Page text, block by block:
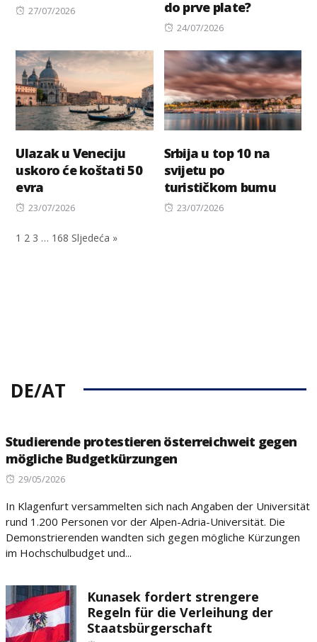
Posted
27/07/2026
do prve plate?
Posted
24/07/2026
Ulazak u Veneciju
uskoro će koštati 50
evra
Posted
23/07/2026
Srbija u top 10 na
svijetu po
turističkom bumu
Posted
23/07/2026
1 2 3 … 168 Sljedeća »
DE/AT
Studierende protestieren österreichweit gegen
mögliche Budgetkürzungen
Posted
29/05/2026
In Klagenfurt versammelten sich nach Angaben der Universität
rund 1.200 Personen vor der Alpen-Adria-Universität. Die
Demonstrierenden wandten sich gegen mögliche Kürzungen
im Hochschulbudget und...
Kunasek fordert strengere
Regeln für die Verleihung der
Staatsbürgerschaft